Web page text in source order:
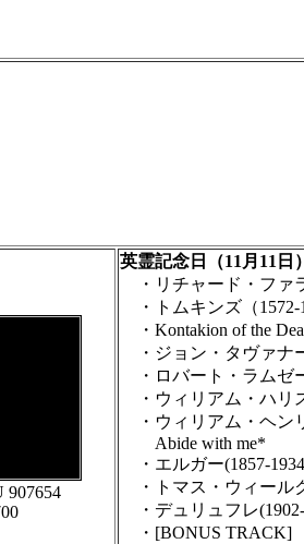
907654
英霊記念日（11月11日
・リチャード・ファラ
・トムキンズ（1572-
・Kontakion of the
・ジョン・タヴァナ
・ロバート・ラムゼ
・ウィリアム・ハリ
・ウィリアム・ヘン
Abide with me*
・エルガー(1857-
・トマス・ウィール
・デュリュフレ
・[BONUS TRACK]